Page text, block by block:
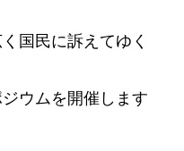
国民に訴えてゆく
ウムを開催します